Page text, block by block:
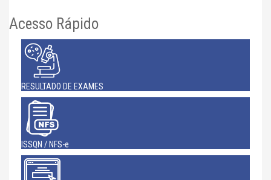
Acesso Rápido
RESULTADO DE EXAMES
ISSQN / NFS-e